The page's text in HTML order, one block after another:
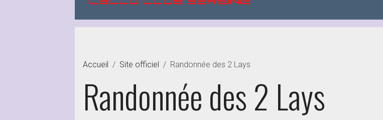
Accueil Site officiel Randonnée des 2 Lays
Randonnée des 2 Lays